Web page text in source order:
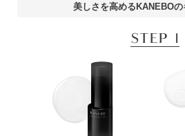
美しさを高めるKANEBO